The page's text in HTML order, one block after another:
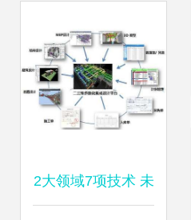
2大领域7项技术 未